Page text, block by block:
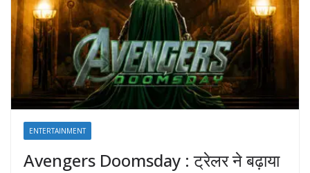
ENTERTAINMENT
Avengers Doomsday : ट्रेलर ने बढ़ाया